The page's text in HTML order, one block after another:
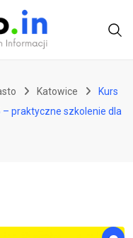
Katowice
Kurs
praktyczne szkolenie dla